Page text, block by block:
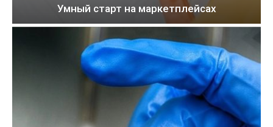
Умный старт на маркетплейсах